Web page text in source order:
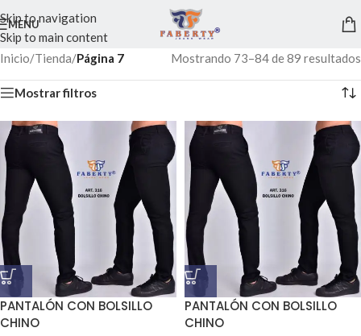
Skip to navigation
Skip to main content
MENU
Inicio/Tienda/Página 7 Mostrando 73–84 de 89 resultados
Mostrar filtros
PANTALÓN CON BOLSILLO
CHINO
PANTALÓN CON BOLSILLO
CHINO